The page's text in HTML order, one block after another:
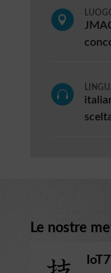


Le nostre